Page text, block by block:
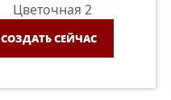
Цветочная 2
СОЗДАТЬ СЕЙЧАС